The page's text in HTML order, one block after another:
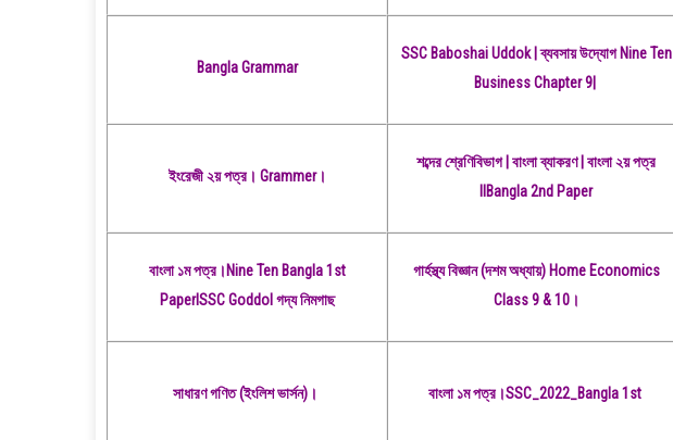
Bangla Grammar
SSC Baboshai Uddok | ব্যবসায় উদ্যোগ Nine Ten
Business Chapter 9|
ইংরেজী ২য় পত্র। Grammer।
শব্দের শ্রেণিবিভাগ | বাংলা ব্যাকরণ | বাংলা ২য় পত্র
llBangla 2nd Paper
বাংলা ১ম পত্র।Nine Ten Bangla 1st
PaperlSSC Goddol গদ্য নিমগাছ
গার্হস্থ্য বিজ্ঞান (দশম অধ্যায়) Home Economics
Class 9 & 10।
সাধারণ গণিত (ইংলিশ ভার্সন)। বাংলা ১ম পত্র।SSC_2022_Bangla 1st